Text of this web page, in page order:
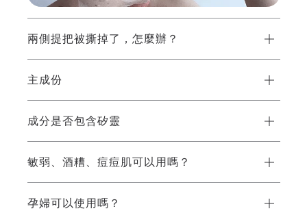
兩側提把被撕掉了，怎麼辦？
主成份
成分是否包含矽靈
敏弱、酒糟、痘痘肌可以用嗎？
孕婦可以使用嗎？